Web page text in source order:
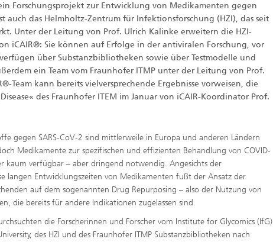
Forschungsprojekt zur Entwicklung von Medikamenten gegen
auch das Helmholtz-Zentrum für Infektionsforschung (HZI), das seit
Unter der Leitung von Prof. Ulrich Kalinke erweitern die HZI-
iCAIR®: Sie können auf Erfolge in der antiviralen Forschung, vor
über Substanzbibliotheken sowie über Testmodelle und
ein Team vom Fraunhofer ITMP unter der Leitung von Prof.
Team kann bereits vielversprechende Ergebnisse vorweisen, die
des Fraunhofer ITEM im Januar von iCAIR-Koordinator Prof.
gegen SARS-CoV-2 sind mittlerweile in Europa und anderen Ländern
Medikamente zur spezifischen und effizienten Behandlung von COVID-
kaum verfügbar – aber dringend notwendig. Angesichts der
langen Entwicklungszeiten von Medikamenten fußt der Ansatz der
auf dem sogenannten Drug Repurposing – also der Nutzung von
die bereits für andere Indikationen zugelassen sind.
die Forscherinnen und Forscher vom Institute for Glycomics (IfG)
des HZI und des Fraunhofer ITMP Substanzbibliotheken nach